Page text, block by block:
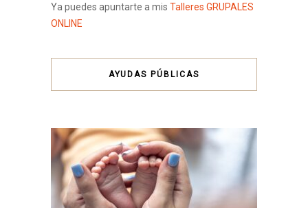
Ya puedes apuntarte a mis Talleres GRUPALES
ONLINE
AYUDAS PÚBLICAS